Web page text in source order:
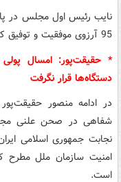
نایب رئیس اول مجلس در
95 آرزوی موفقیت و توفیق کرد.
* حقیقت‌پور: امسال پولی
دستگاه‌ها قرار نگرفت
در ادامه منصور
شفاهی در صحن علنی
نجابت جمهوری اسلامی
امنیت سازمان ملل مطرح
است.